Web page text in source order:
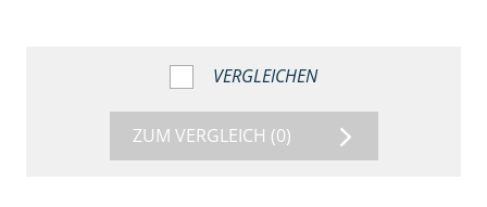
VERGLEICHEN
ZUM VERGLEICH (0)